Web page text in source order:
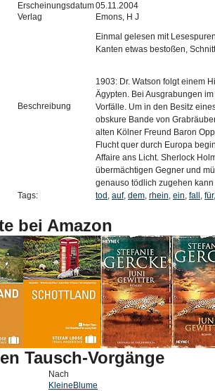
Erscheinungsdatum05.11.2004
Verlag
Emons, H J
Beschreibung
Einmal gelesen mit
Kanten etwas bestoßen,
1903: Dr. Watson folgt einem
Ägypten. Bei Ausgrabungen
Vorfälle. Um in den Besitz
obskure Bande von
alten Kölner Freund Baron
Flucht quer durch Europa
Affaire ans Licht. Sherlock
übermächtigen Gegner und
genauso tödlich zugehen
Tags:
tod , auf, dem, rhein, ein, fall , für
bei Amazon
Tausch-Vorgänge
Nach
KleineBlume